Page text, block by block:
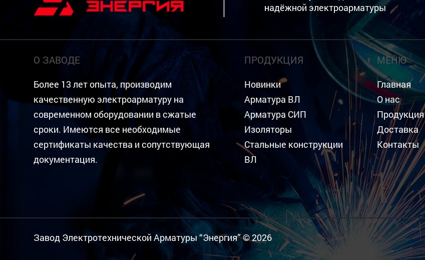
надёжной электроарматуры
О ЗАВОДЕ
Более 13 лет опыта, производим
качественную электроарматуру на
современном оборудовании в сжатые
сроки. Имеются все необходимые
сертификаты качества и сопутствующая
документация.
ПРОДУКЦИЯ
Новинки
Арматура ВЛ
Арматура СИП
Изоляторы
Стальные конструкции
ВЛ
МЕНЮ
Главная
О нас
Продукция
Доставка
Контакты
Завод Электротехнической Арматуры “Энергия” © 2026